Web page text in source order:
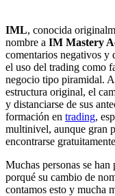
IML, conocida
nombre a IM Mastery
comentarios negativos y
el uso del trading como
negocio tipo piramidal. A
estructura original, el
y distanciarse de sus
formación en trading,
multinivel, aunque gran
encontrarse
Muchas personas se
porqué su cambio de
contamos esto y mucha